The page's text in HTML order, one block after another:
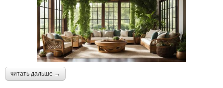
читать дальше →